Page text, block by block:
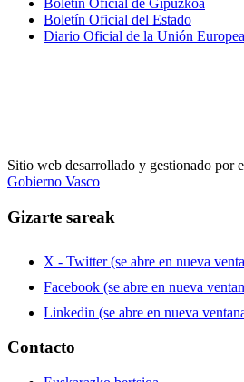
Boletín Oficial del Estado
Diario Oficial de la Unión Europea
Sitio web desarrollado y gestionado por
Gobierno Vasco
Gizarte sareak
X - Twitter (se abre en nueva
Facebook (se abre en nueva
Linkedin (se abre en nueva
Contacto